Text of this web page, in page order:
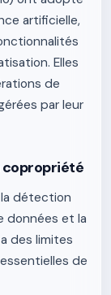
artificielle,
Elles
de
par leur
copropriété
détection
données et la
des limites
de